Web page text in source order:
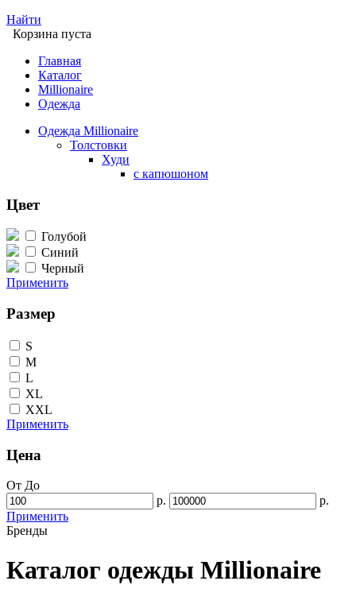
Найти
Корзина пуста
Главная
Каталог
Millionaire
Одежда
Одежда Millionaire
Толстовки
Худи
с капюшоном
Цвет
Голубой
Синий
Черный
Применить
Размер
S
M
L
XL
XXL
Применить
Цена
От До
р.
р.
Применить
Бренды
Каталог одежды Millionaire